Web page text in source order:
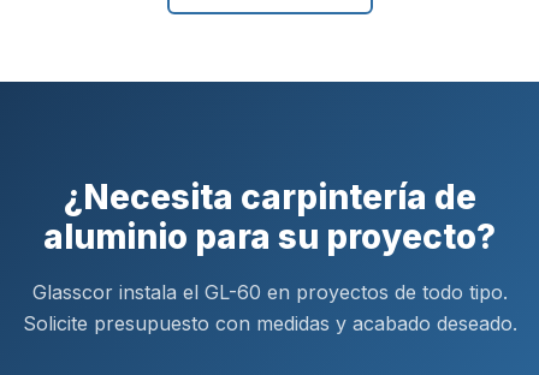
¿Necesita carpintería de
aluminio para su proyecto?
Glasscor instala el GL-60 en proyectos de todo tipo.
Solicite presupuesto con medidas y acabado deseado.